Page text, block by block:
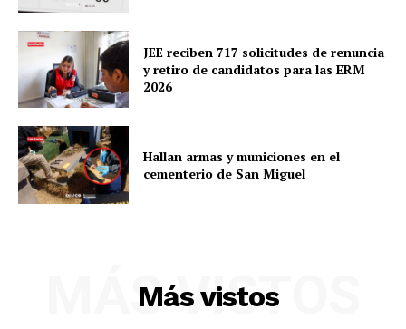
JEE reciben 717 solicitudes de renuncia
y retiro de candidatos para las ERM
2026
Hallan armas y municiones en el
cementerio de San Miguel
Más vistos
MÁS VISTOS